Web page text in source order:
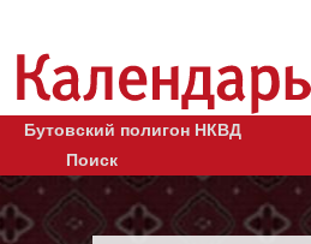
Бутовский полигон НКВД
Поиск